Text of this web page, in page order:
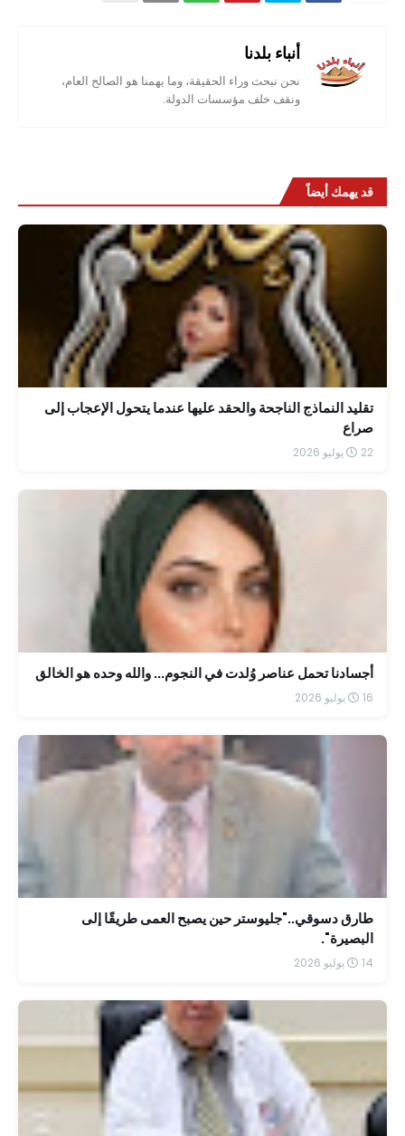
أنباء بلدنا
نحن نبحث وراء الحقيقة، وما يهمنا هو الصالح العام،
ونقف خلف مؤسسات الدولة.
قد يهمك أيضاً
تقليد النماذج الناجحة والحقد عليها عندما يتحول الإعجاب إلى
صراع
22 يوليو 2026
أجسادنا تحمل عناصر وُلدت في النجوم... والله وحده هو الخالق
16 يوليو 2026
طارق دسوقي.."جليوستر حين يصبح العمى طريقًا إلى
البصيرة".
14 يوليو 2026